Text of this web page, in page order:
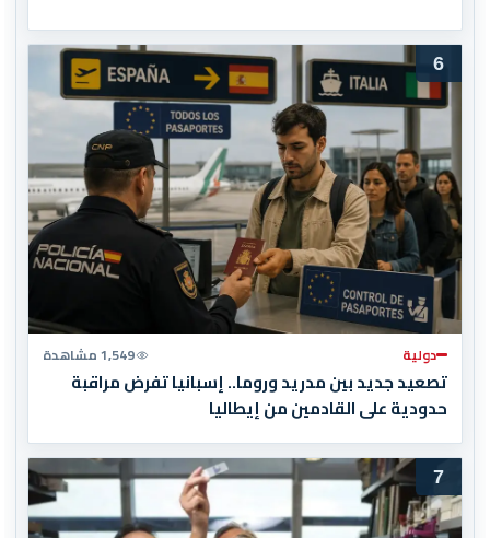
6
دولية 1,549 مشاهدة
تصعيد جديد بين مدريد وروما.. إسبانيا تفرض مراقبة
حدودية على القادمين من إيطاليا
7